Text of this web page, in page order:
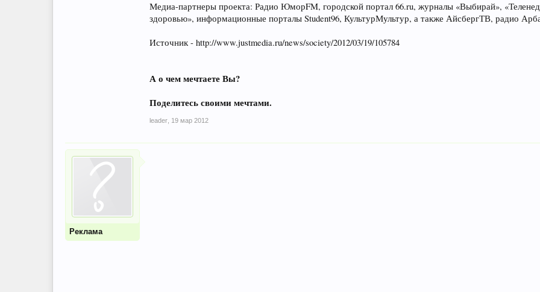
Медиа-партнеры проекта: Радио ЮморFM, городской портал 66.ru, журналы «Выбирай»,
здоровью», информационные порталы Student96, КультурМультур, а также АйсбергТВ, радио
Источник - http://www.justmedia.ru/news/society/2012/03/19/105784
А о чем мечтаете Вы?
Поделитесь своими мечтами.
leader 19 мар 2012
Реклама